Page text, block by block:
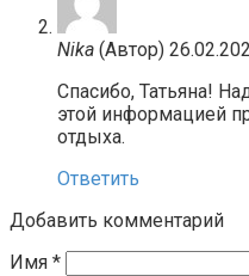
Nika (Автор)
Спасибо, Татьяна!
этой информацией
отдыха.
Ответить
Добавить комментарий
Имя *